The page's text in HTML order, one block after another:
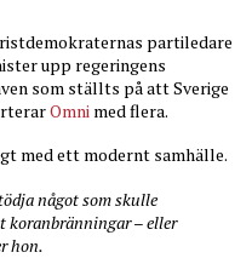
partiledare
upp regeringens
som ställts på att Sverige
Omni med flera.
med ett modernt samhälle.
något som skulle
koranbränningar – eller
hon.